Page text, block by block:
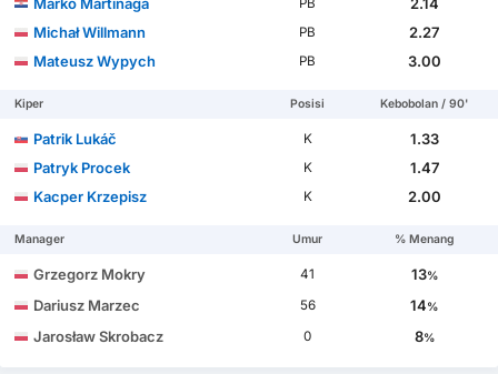
Michał Willmann
PB
2.27
Mateusz Wypych
PB 3.00
Kiper Posisi Kebobolan / 90'
Patrik Lukáč K
1.33
Patryk Procek
K
1.47
Kacper Krzepisz
K 2.00
Manager Umur % Menang
Grzegorz Mokry 41 13%
Dariusz Marzec 56 14%
Jarosław Skrobacz 0 8%